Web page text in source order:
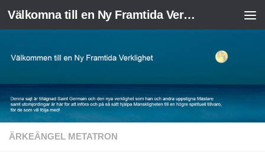
Skip to content Välkomna till en Ny Framtida Verklighet
ÄRKEÄNGEL METATRON